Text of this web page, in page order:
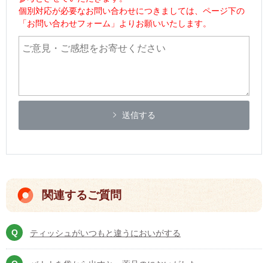
個別対応が必要なお問い合わせにつきましては、ページ下の
「お問い合わせフォーム」よりお願いいたします。
送信する
関連するご質問
ティッシュがいつもと違うにおいがする